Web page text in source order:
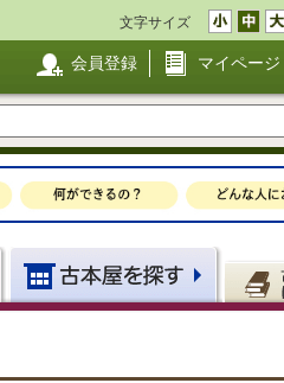
文字サイズ
会員登録 マイページ